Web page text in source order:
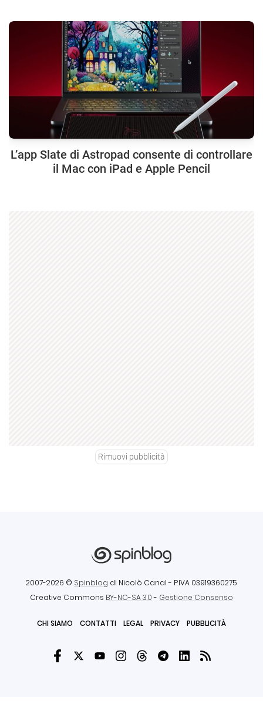
L’app Slate di Astropad consente di controllare
il Mac con iPad e Apple Pencil
Rimuovi pubblicità
2007-2026 © Spinblog di Nicolò Canal - P.IVA 03919360275
Creative Commons BY-NC-SA 3.0- Gestione Consenso
CHI SIAMO CONTATTI LEGAL PRIVACY PUBBLICITÀ